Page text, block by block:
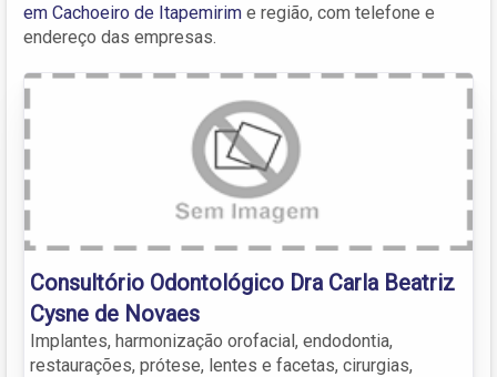
em Cachoeiro de Itapemirim e região, com telefone e
endereço das empresas.
Consultório Odontológico Dra Carla Beatriz
Cysne de Novaes
Implantes, harmonização orofacial, endodontia,
restaurações, prótese, lentes e facetas, cirurgias,